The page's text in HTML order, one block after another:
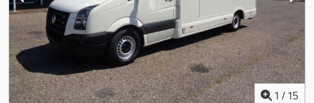
stb. * Minden adat tájékoztató jellegű, garancia nélkül * Az eladó
fenntartja a közbenső értékesítés jogát * Felhívjuk figyelmét
Általános Szerződési Feltételeinkre
1 / 15